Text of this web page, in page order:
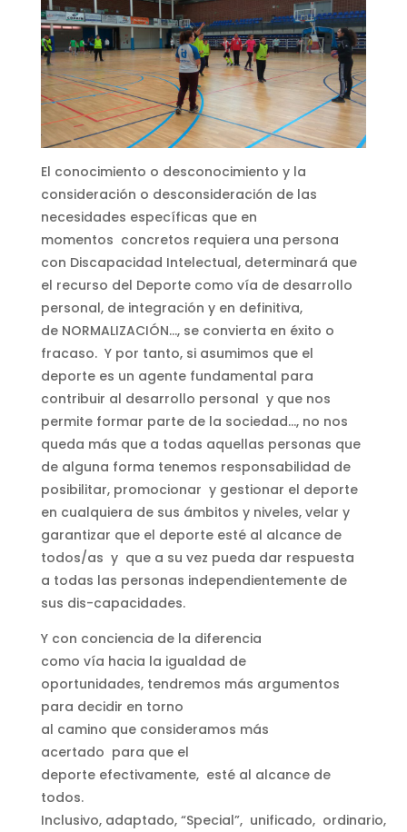
El conocimiento o desconocimiento y la
consideración o desconsideración de las
necesidades específicas que en
momentos concretos requiera una persona
con Discapacidad Intelectual, determinará que
el recurso del Deporte como vía de desarrollo
personal, de integración y en definitiva,
de NORMALIZACIÓN…, se convierta en éxito o
fracaso. Y por tanto, si asumimos que el
deporte es un agente fundamental para
contribuir al desarrollo personal y que nos
permite formar parte de la sociedad…, no nos
queda más que a todas aquellas personas que
de alguna forma tenemos responsabilidad de
posibilitar, promocionar y gestionar el deporte
en cualquiera de sus ámbitos y niveles, velar y
garantizar que el deporte esté al alcance de
todos/as y que a su vez pueda dar respuesta
a todas las personas independientemente de
sus dis-capacidades.
Y con conciencia de la diferencia
como vía hacia la igualdad de
oportunidades, tendremos más argumentos
para decidir en torno
al camino que consideramos más
acertado para que el
deporte efectivamente, esté al alcance de
todos.
Inclusivo, adaptado, “Special”, unificado, ordinario,